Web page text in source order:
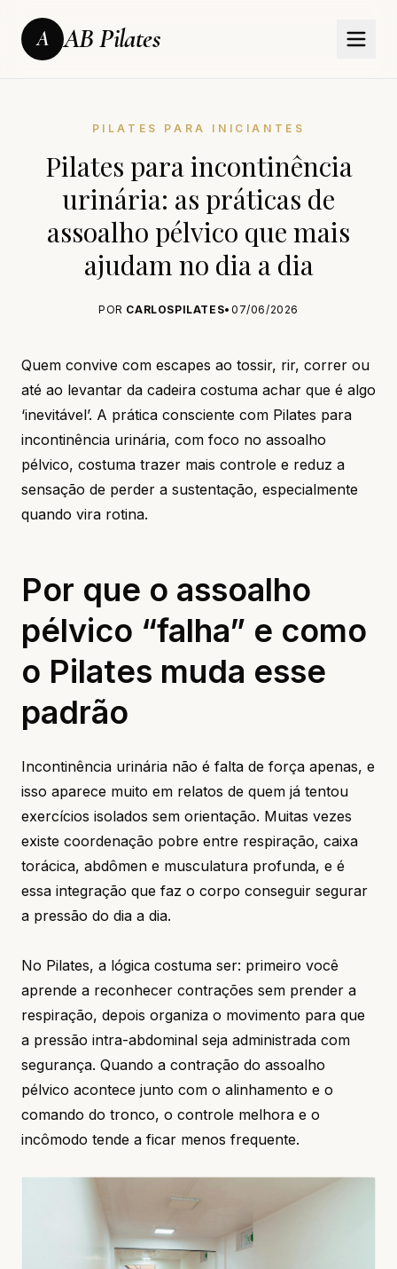
A AB Pilates
PILATES PARA INICIANTES
Pilates para incontinência
urinária: as práticas de
assoalho pélvico que mais
ajudam no dia a dia
POR CARLOSPILATES• 07/06/2026
Quem convive com escapes ao tossir, rir, correr ou
até ao levantar da cadeira costuma achar que é algo
‘inevitável’. A prática consciente com Pilates para
incontinência urinária, com foco no assoalho
pélvico, costuma trazer mais controle e reduz a
sensação de perder a sustentação, especialmente
quando vira rotina.
Por que o assoalho
pélvico “falha” e como
o Pilates muda esse
padrão
Incontinência urinária não é falta de força apenas, e
isso aparece muito em relatos de quem já tentou
exercícios isolados sem orientação. Muitas vezes
existe coordenação pobre entre respiração, caixa
torácica, abdômen e musculatura profunda, e é
essa integração que faz o corpo conseguir segurar
a pressão do dia a dia.
No Pilates, a lógica costuma ser: primeiro você
aprende a reconhecer contrações sem prender a
respiração, depois organiza o movimento para que
a pressão intra-abdominal seja administrada com
segurança. Quando a contração do assoalho
pélvico acontece junto com o alinhamento e o
comando do tronco, o controle melhora e o
incômodo tende a ficar menos frequente.